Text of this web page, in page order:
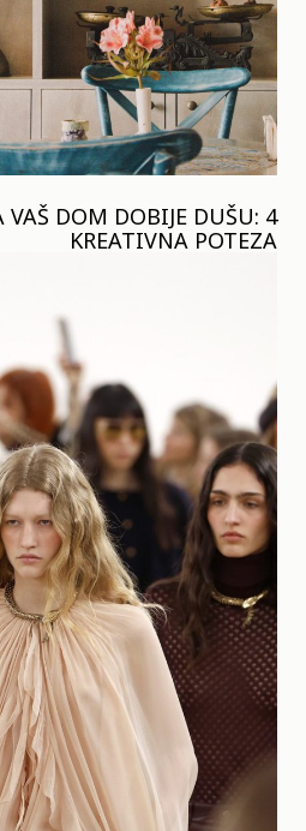
VAŠ DOM DOBIJE DUŠU: 4
KREATIVNA POTEZA